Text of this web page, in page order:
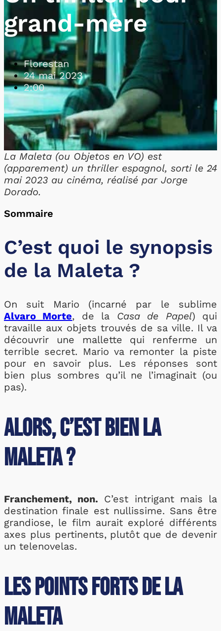
grand-mère
Florestan
24 mai 2023
2:00
La Maleta (ou Objetos en VO) est
(apparement) un thriller espagnol, sorti le 24
mai 2023 au cinéma, réalisé par Jorge
Dorado.
Sommaire
C’est quoi le synopsis
de la Maleta ?
On suit Mario (incarné par le sublime
Alvaro Morte, de la Casa de Papel) qui
travaille aux objets trouvés de sa ville. Il va
découvrir une mallette qui renferme un
terrible secret. Mario va remonter la piste
pour en savoir plus. Les réponses sont
bien plus sombres qu’il ne l’imaginait (ou
pas).
Alors, c’est bien la
Maleta ?
Franchement, non. C’est intrigant mais la
destination finale est nullissime. Sans être
grandiose, le film aurait exploré différents
axes plus pertinents, plutôt que de devenir
un telenovelas.
Les points forts de la
Maleta